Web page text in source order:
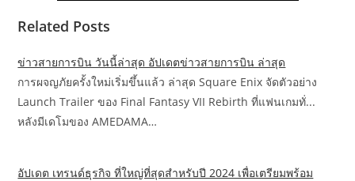
Related Posts
ข่าวสายการบิน วันนี้ล่าสุด อัปเดตข่าวสายการบิน ล่าสุด
การผจญภัยครั้งใหม่เริ่มขึ้นแล้ว ล่าสุด Square Enix จัดตัวอย่าง
Launch Trailer ของ Final Fantasy VII Rebirth ที่แฟนเกมทั่...
หลังมีเดโมของ AMEDAMA…
อัปเดต เทรนด์ธุรกิจ ที่ใหญ่ที่สุดสําหรับปี 2024 เพื่อเตรียมพร้อม